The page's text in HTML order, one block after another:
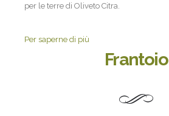
per le terre di Oliveto Citra.
Per saperne di più
Frantoio